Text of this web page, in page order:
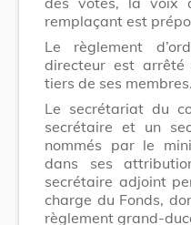
remplaçant est
Le règlement
directeur est
tiers de ses membres.
Le secrétariat du
secrétaire et un
nommés par le
dans ses
secrétaire adjoint
charge du Fonds,
règlement grand-